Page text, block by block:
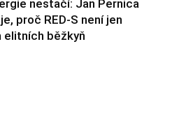
nestačí: Jan Pernica
proč RED-S není jen
elitních běžkyň